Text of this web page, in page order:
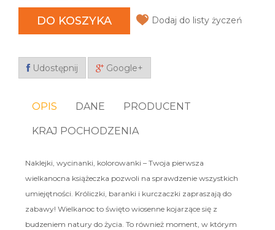
DO KOSZYKA Dodaj do listy życzeń
Udostępnij Google+
OPIS DANE PRODUCENT
KRAJ POCHODZENIA
Naklejki, wycinanki, kolorowanki – Twoja pierwsza
wielkanocna książeczka pozwoli na sprawdzenie wszystkich
umiejętności. Króliczki, baranki i kurczaczki zapraszają do
zabawy! Wielkanoc to święto wiosenne kojarzące się z
budzeniem natury do życia. To również moment, w którym